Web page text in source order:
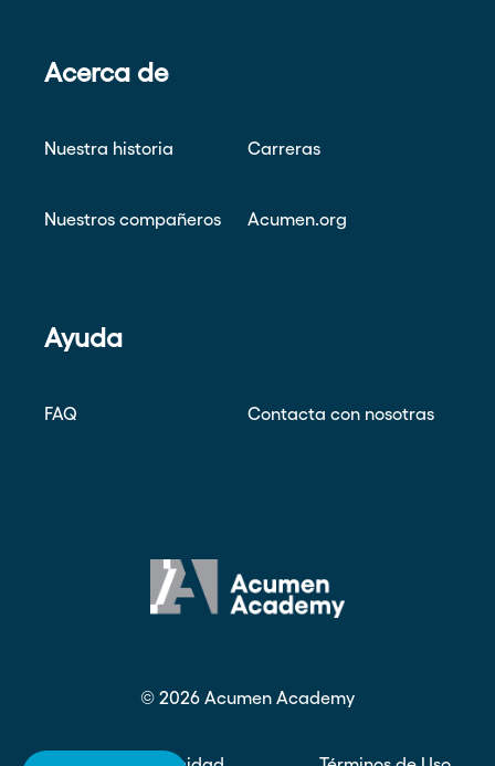
Acerca de
Nuestra historia Carreras
Nuestros compañeros Acumen.org
Ayuda
FAQ Contacta con nosotras
© 2026 Acumen Academy